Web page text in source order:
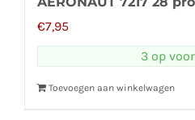
€7,95
3 op
Toevoegen aan winkelwagen